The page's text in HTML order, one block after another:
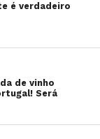
é verdadeiro
de vinho
Será